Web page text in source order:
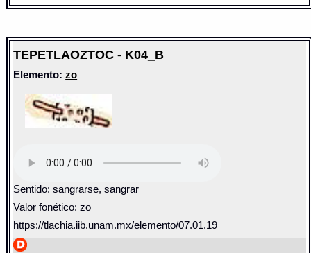
TEPETLAOZTOC - K04_B
Elemento:zo
Sentido: sangrarse, sangrar
Valor fonético: zo
https://tlachia.iib.unam.mx/elemento/07.01.19